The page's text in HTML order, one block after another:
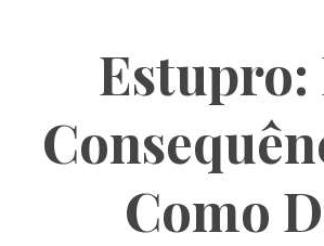
Como